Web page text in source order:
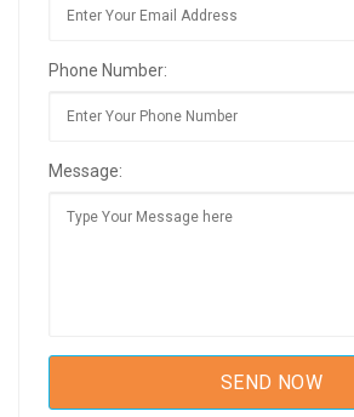
Phone Number:
Message: